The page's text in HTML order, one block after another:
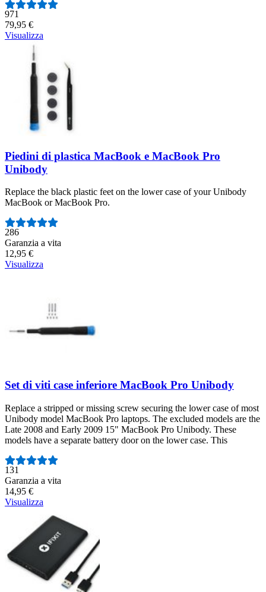
Numero di recensioni:
971
79,95 €
Visualizza
Piedini di plastica MacBook e MacBook Pro
Unibody
Replace the black plastic feet on the lower case of your Unibody
MacBook or MacBook Pro.
Numero di recensioni:
286
Garanzia a vita
12,95 €
Visualizza
Set di viti case inferiore MacBook Pro Unibody
Replace a stripped or missing screw securing the lower case of most
Unibody model MacBook Pro laptops. The excluded models are the
Late 2008 and Early 2009 15" MacBook Pro Unibody. These
models have a separate battery door on the lower case. This
Numero di recensioni:
131
Garanzia a vita
14,95 €
Visualizza